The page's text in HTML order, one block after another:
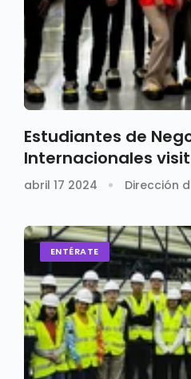
Estudiantes de
Internacionales
Colombia
abril 17 2024 Dirección
ENTÉRATE